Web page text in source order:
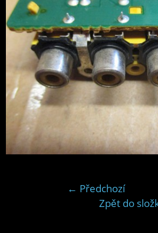
← Předchozí
Zpět do